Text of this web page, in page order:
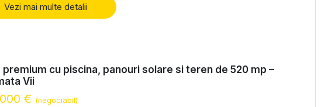
Vezi mai multe detalii
premium cu piscina, panouri solare si teren de 520 mp –
Vii
€ (negociabil)